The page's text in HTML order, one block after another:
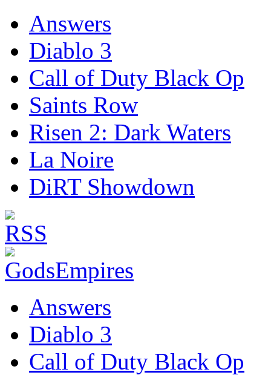
Answers
Diablo 3
Call of Duty Black Op
Saints Row
Risen 2: Dark Waters
La Noire
DiRT Showdown
Answers
Diablo 3
Call of Duty Black Op